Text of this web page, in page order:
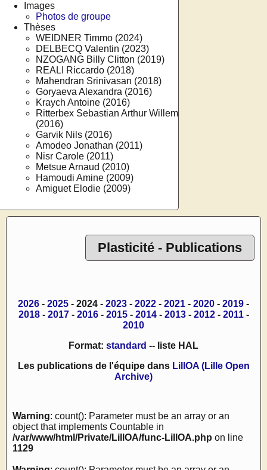
Images
Photos de groupe
Thèses
WEIDNER Timmo (2024)
DELBECQ Valentin (2023)
NZOGANG Billy Clitton (2019)
REALI Riccardo (2018)
Mahendran Srinivasan (2018)
Goryaeva Alexandra (2016)
Kraych Antoine (2016)
Ritterbex Sebastian Arthur Willem
(2016)
Garvik Nils (2016)
Amodeo Jonathan (2011)
Nisr Carole (2011)
Metsue Arnaud (2010)
Hamoudi Amine (2009)
Amiguet Elodie (2009)
Plasticité - Publications
2026 - 2025 - 2024 - 2023 - 2022 - 2021 - 2020 - 2019 -
2018- 2017- 2016- 2015- 2014- 2013- 2012- 2011-
2010
Format: standard -- liste HAL
Les publications de l'équipe dans LillOA (Lille Open
Archive)
Warning: count(): Parameter must be an array or an
object that implements Countable in
/var/www/html/Private/LillOA/func-LillOA.php on line
1129